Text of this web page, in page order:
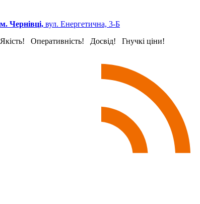
м. Чернівці, вул. Енергетична, 3-Б
Якість! Оперативність! Досвід! Гнучкі ціни!